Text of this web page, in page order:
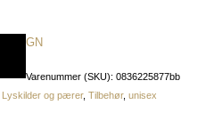
GN
Varenummer (SKU): 0836225877bb
Lyskilder og pærer, Tilbehør, unisex